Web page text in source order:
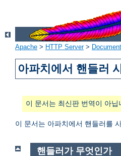
Apache > HTTP Server>
아파치에서 핸들러
이 문서는 최신판 번역이 아
이 문서는 아파치에서 핸들러를
핸들러가 무엇인가